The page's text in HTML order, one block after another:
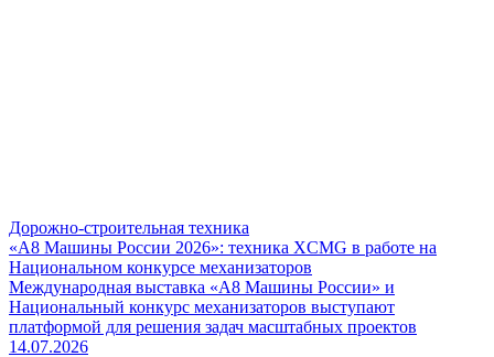
Дорожно-строительная техника
«А8 Машины России 2026»: техника XCMG в работе на
Национальном конкурсе механизаторов
Международная выставка «А8 Машины России» и
Национальный конкурс механизаторов выступают
платформой для решения задач масштабных проектов
14.07.2026